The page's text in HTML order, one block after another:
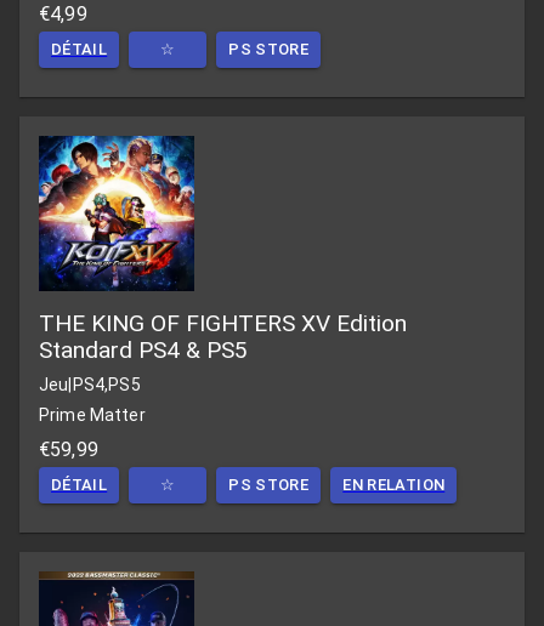
€4,99
DÉTAIL ☆ PS STORE
THE KING OF FIGHTERS XV Edition
Standard PS4 & PS5
Jeu PS4,PS5
Prime Matter
€59,99
DÉTAIL ☆ PS STORE EN RELATION